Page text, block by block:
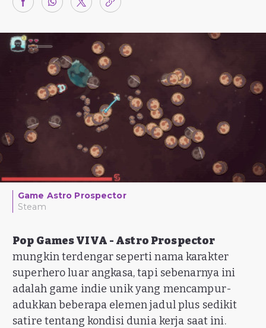
Game Astro Prospector
Steam
Pop Games VIVA - Astro Prospector
mungkin terdengar seperti nama karakter
superhero luar angkasa, tapi sebenarnya ini
adalah game indie unik yang mencampur-
adukkan beberapa elemen jadul plus sedikit
satire tentang kondisi dunia kerja saat ini.